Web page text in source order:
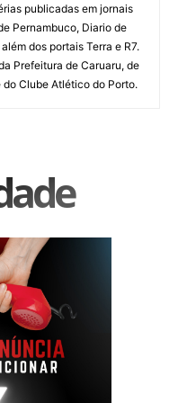
publicadas em jornais
Pernambuco, Diario de
dos portais Terra e R7.
Prefeitura de Caruaru, de
Clube Atlético do Porto.